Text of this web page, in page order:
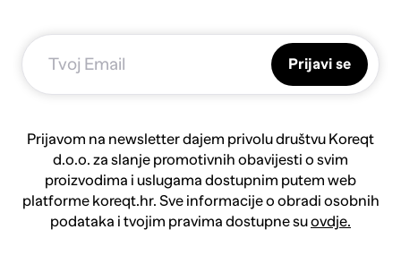
Prijavi se
Prijavom na newsletter dajem privolu društvu Koreqt
d.o.o. za slanje promotivnih obavijesti o svim
proizvodima i uslugama dostupnim putem web
platforme koreqt.hr. Sve informacije o obradi osobnih
podataka i tvojim pravima dostupne suovdje.